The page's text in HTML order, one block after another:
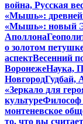
война, Русская
«Мышь»:
«Мышь»: новый
Аполлона
о золотом
аспектВесенний
ВоронежеНаука,
НовгородГудбай,
«Зеркало для
культуреФилософ
монтеневское
то, что вы